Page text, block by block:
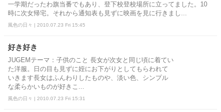
一学期だったわ旗当番でもあり、登下校登校場所に立ってました。10
時に次女帰宅。それから通知表も見ずに映画を見に行きまし...
風色の日々 | 2010.07.23 Fri 15:45
好き好き
JUGEMテーマ：子供のこと 長女が次女と同じ頃に着てい
た洋服。日の目も見ずに姪にお下がりとしてもらわれて
いきます長女はふんわりしたものや、淡い色、シンプル
な柔らかいものが好きこ...
風色の日々 | 2010.07.23 Fri 15:31